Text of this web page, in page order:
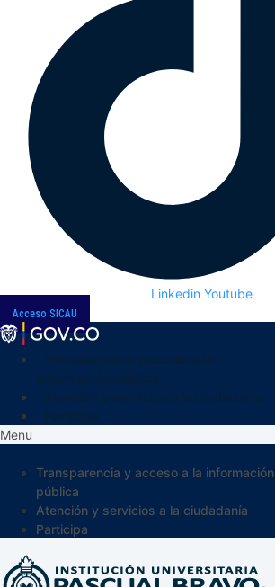
Linkedin Youtube
Acceso SICAU
Menu
Transparencia y acceso a la información
pública
Atención y servicios a la ciudadanía
Participa